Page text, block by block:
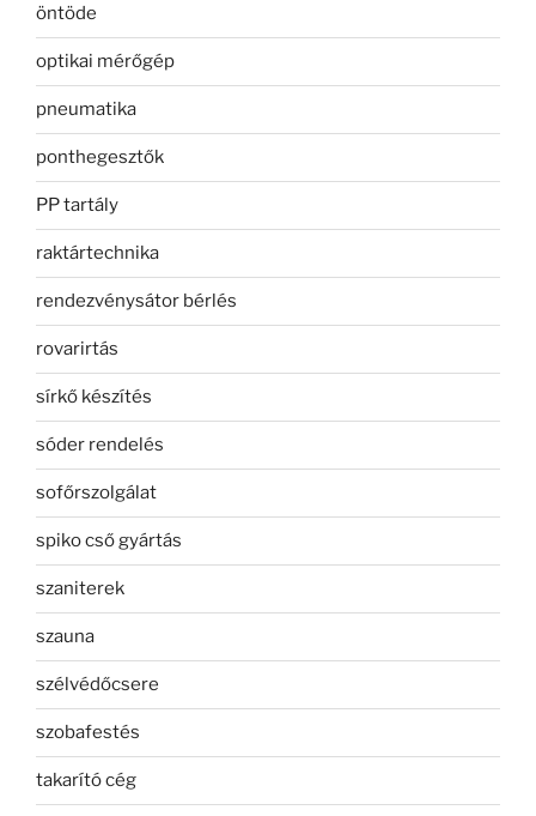
öntöde
optikai mérőgép
pneumatika
ponthegesztők
PP tartály
raktártechnika
rendezvénysátor bérlés
rovarirtás
sírkő készítés
sóder rendelés
sofőrszolgálat
spiko cső gyártás
szaniterek
szauna
szélvédőcsere
szobafestés
takarító cég